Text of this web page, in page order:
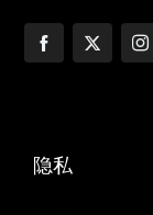
隐私